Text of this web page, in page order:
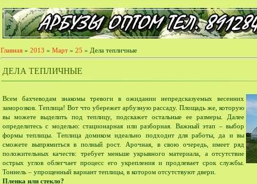
Главная » 2013 » Март » 25 » Дела тепличные
ДЕЛА ТЕПЛИЧНЫЕ
Всем бахчеводам знакомы тревоги в ожидании непредсказуемых весенних
заморозков. Теплица! Вот что убережет арбузную рассаду. Площадь же, которую
вы можете выделить под теплицу, подскажет остальные ее размеры. Далее
определитесь с моделью: стационарная или разборная. Важный этап – выбор
формы теплицы. Теплица домиком идеально подходит для работы, да и вы
сможете выпрямиться в полный рост. Арочная, в свою очередь, имеет ряд
положительных качеств: требует меньше укрывного материала, а отсутствие
острых углов облегчает процесс его укрепления и продлевает срок службы.
Тоннель – упрощенный вариант теплицы, в котором отсутствуют двери.
Пленка или стекло?